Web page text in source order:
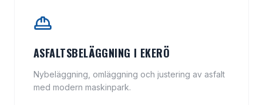
ASFALTSBELÄGGNING I EKERÖ
Nybeläggning, omläggning och justering av asfalt
med modern maskinpark.